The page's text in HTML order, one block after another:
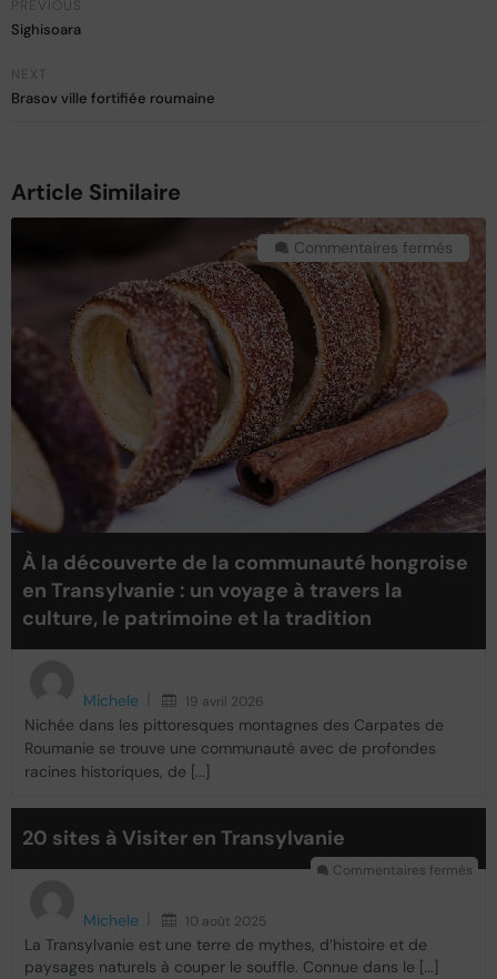
PREVIOUS
Sighisoara
NEXT
Brasov ville fortifiée roumaine
Article Similaire
Commentaires fermés
À la découverte de la communauté hongroise
en Transylvanie : un voyage à travers la
culture, le patrimoine et la tradition
Michele 19 avril 2026
Nichée dans les pittoresques montagnes des Carpates de
Roumanie se trouve une communauté avec de profondes
racines historiques, de [...]
Commentaires fermés
20 sites à Visiter en Transylvanie
Michele 10 août 2025
La Transylvanie est une terre de mythes, d’histoire et de
paysages naturels à couper le souffle. Connue dans le [...]